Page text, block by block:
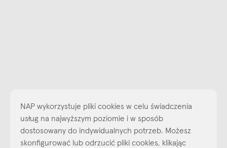
NAP wykorzystuje pliki cookies w celu świadczenia
usług na najwyższym poziomie i w sposób
dostosowany do indywidualnych potrzeb. Możesz
skonfigurować lub odrzucić pliki cookies, klikając